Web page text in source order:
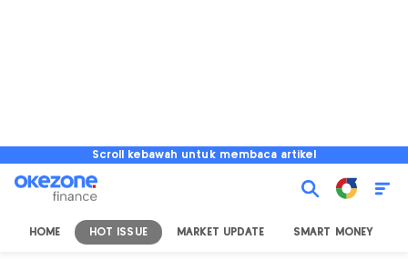
Scroll kebawah untuk membaca artikel
HOME HOT ISSUE MARKET UPDATE SMART MONEY